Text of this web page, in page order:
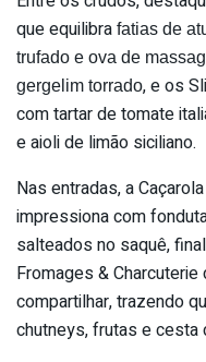
que equilibra fatias de
trufado e ova de
gergelim torrado, e os
com tartar de tomate
e aioli de limão siciliano.
Nas entradas, a
impressiona com
salteados no saquê,
Fromages &
compartilhar, trazendo
chutneys, frutas e cesta